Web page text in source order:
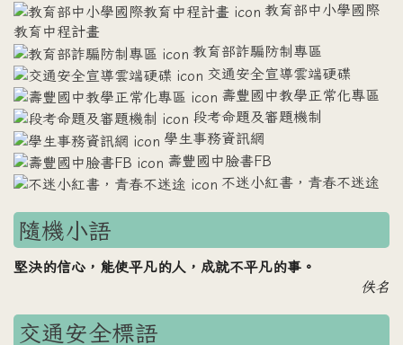
教育部中小學國際
教育中程計畫
教育部詐騙防制專區
交通安全宣導雲端硬碟
壽豐國中教學正常化專區
段考命題及審題機制
學生事務資訊網
壽豐國中臉書FB
不迷小紅書，青春不迷途
隨機小語
堅決的信心，能使平凡的人，成就不平凡的事。
佚名
交通安全標語